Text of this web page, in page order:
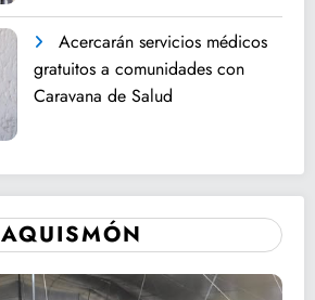
Acercarán servicios médicos
gratuitos a comunidades con
Caravana de Salud
AQUISMÓN